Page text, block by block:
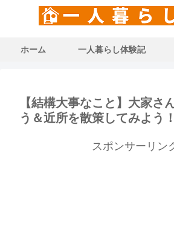
ホーム 一人暮らし体験記
【結構大事なこと】大家さ
う＆近所を散策してみよう！
スポンサーリン